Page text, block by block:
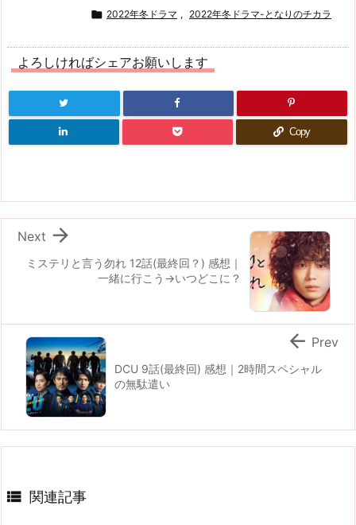
 2022年冬ドラマ , 2022年冬ドラマ-となりのチカラ
よろしければシェアお願いします
Copy
ミステリと言う勿れ 12話(最終回？) 感想｜
一緒に行こう→いつどこに？

Next
DCU 9話(最終回) 感想｜2時間スペシャル
の無駄遣い
 Prev
 関連記事